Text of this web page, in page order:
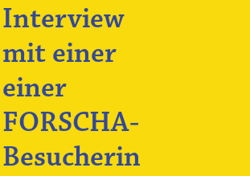
Interview
mit einer
einer
FORSCHA-
Besucherin